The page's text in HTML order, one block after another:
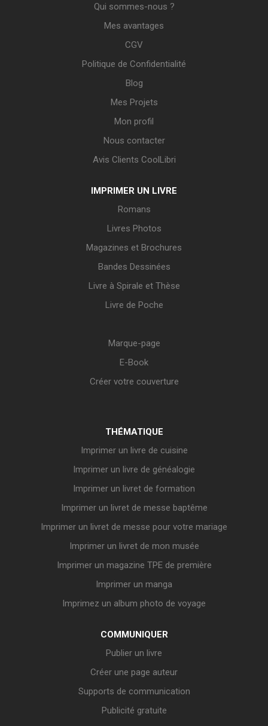
Qui sommes-nous ?
Mes avantages
CGV
Politique de Confidentialité
Blog
Mes Projets
Mon profil
Nous contacter
Avis Clients CoolLibri
IMPRIMER UN LIVRE
Romans
Livres Photos
Magazines et Brochures
Bandes Dessinées
Livre à Spirale et Thèse
Livre de Poche
Marque-page
E-Book
Créer votre couverture
THÉMATIQUE
Imprimer un livre de cuisine
Imprimer un livre de généalogie
Imprimer un livret de formation
Imprimer un livret de messe baptême
Imprimer un livret de messe pour votre mariage
Imprimer un livret de mon musée
Imprimer un magazine TPE de première
Imprimer un manga
Imprimez un album photo de voyage
COMMUNIQUER
Publier un livre
Créer une page auteur
Supports de communication
Publicité gratuite